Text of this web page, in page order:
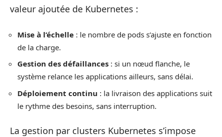
valeur ajoutée de Kubernetes :
Mise à l’échelle : le nombre de pods s’ajuste en fonction
de la charge.
Gestion des défaillances : si un nœud flanche, le
système relance les applications ailleurs, sans délai.
Déploiement continu : la livraison des applications suit
le rythme des besoins, sans interruption.
La gestion par clusters Kubernetes s’impose